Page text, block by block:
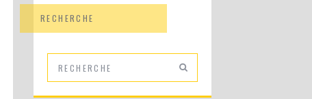
RECHERCHE